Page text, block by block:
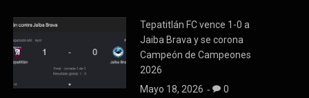
Tepatitlán FC vence 1-0 a
Jaiba Brava y se corona
Campeón de Campeones
2026
Mayo 18, 2026
0